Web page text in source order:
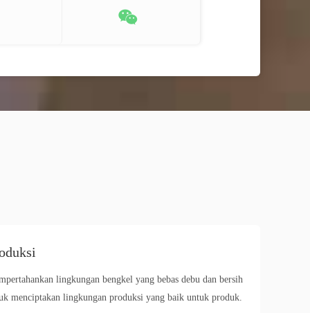
lingkungan bengkel yang bebas debu dan bersih
menciptakan lingkungan produksi yang baik untuk produk.